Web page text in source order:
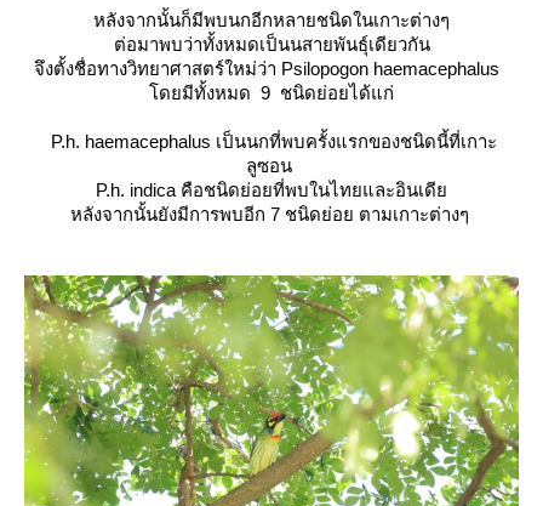
หลังจากนั้นก็มีพบนกอีกหลายชนิดในเกาะต่างๆ
ต่อมาพบว่าทั้งหมดเป็นนสายพันธุ์เดียวกัน
จึงตั้งชื่อทางวิทยาศาสตร์ใหม่ว่า Psilopogon haemacephalus
ดยมีทั้งหมด 9 ชนิดย่อยได้แก่
P.h. haemacephalus เป็นนกที่พบครั้งแรกของชนิดนี้ที่เกาะ
ลูซอน
P.h. indica คือชนิดย่อยที่พบในไทยและอินเดี
หลังจากนั้นยังมีการพบอีก 7 ชนิดย่อย ตามเกาะต่างๆ